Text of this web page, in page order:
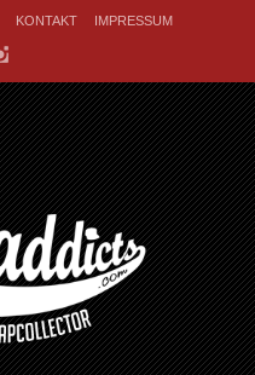
KONTAKT IMPRESSUM